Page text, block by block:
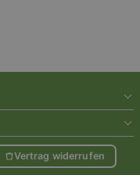
Vertrag widerrufen